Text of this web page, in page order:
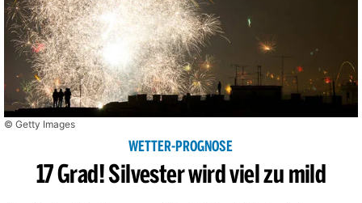
© Getty Images
WETTER-PROGNOSE
17 Grad! Silvester wird viel zu mild